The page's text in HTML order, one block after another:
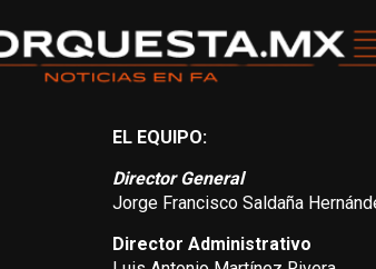
EL EQUIPO:
Director General
Jorge Francisco Saldaña
Director Administrativo